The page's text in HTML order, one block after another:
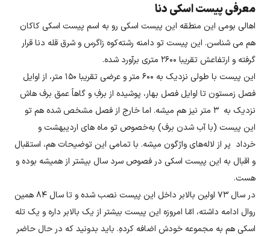
معرفی پیست اسکی دنا
اهالی بومی این منطقه این پیست اسکی رو به اسم پیست اسکی کاکان
هم می شناسن. این پیست تو دامنه‌ رشته‌کوه زاگرس و شرق قله‌ دنا قرار
گرفته و ارتفاعش تقریبا ۲۶۰۰ متری برآورد شده.
این پیست با طولی نزدیک به ۶۰۰ متر و عرضی تقریبا ۱۵۰ متر، از اوایل
فصل زمستون تا اوایل فصل بهار، پوشیده از برفِ و گاهاً عمق برف هاش
نزدیک به ۳ متر نیز هم میشه. اما خارج از فصل مشخص شده هم تو
این پیست (با آب شدن برف) به‌خصوص تو ماه های اردیبهشت و
خرداد پر از لاله‌های واژگون میشه. با تمامی این توضیحات هم، استقبال
و اقبال به این پیست اسکی در فصوص سرد سال بیشتر از همیشه بوده و
هست.
در سال ۷۳ اولین بالابر داخل این پیست نصب شده و تا سال ۸۴ همین
روال ادامه داشته، امّا امروزه این پیست بیشتر از یک بالابر داره و یک تله
اسکی هم به مجموعه خودش اضافه کردهِ. باید بدونید که در حال حاضر